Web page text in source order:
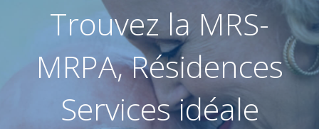
Trouvez la MRS-
MRPA, Résidences
Services idéale